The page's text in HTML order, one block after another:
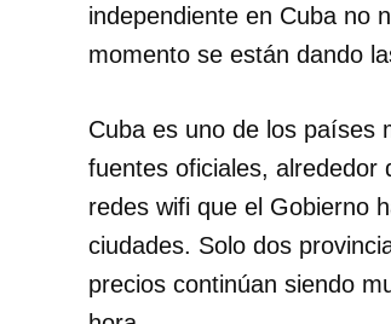
independiente en Cuba no
momento se están dando
Cuba es uno de los países
fuentes oficiales, alrededor
redes wifi que el Gobierno
ciudades. Solo dos
precios continúan siendo